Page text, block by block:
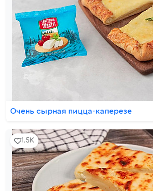
Очень сырная пицца-каперезе
1.5K